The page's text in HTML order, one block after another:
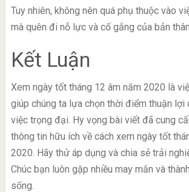
Tuy nhiên, không nên quá phụ thuộc vào
mà quên đi nỗ lực và cố gắng của bản
Kết Luận
Xem ngày tốt tháng 12 âm năm 2020 là
giúp chúng ta lựa chọn thời điểm thuận lợi
việc trọng đại. Hy vọng bài viết đã cung
thông tin hữu ích về cách xem ngày tốt
2020. Hãy thử áp dụng và chia sẻ trải
Chúc bạn luôn gặp nhiều may mắn và
sống.